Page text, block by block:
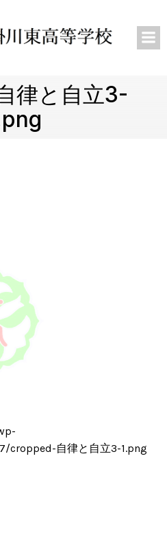
律と自立3-
自律と自立3-1.png